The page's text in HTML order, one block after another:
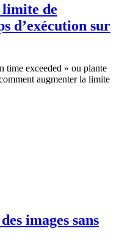
de
d’exécution sur
time exceeded » ou plante
augmenter la limite
images sans